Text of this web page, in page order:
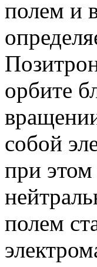
полем и
орбите
собой
при этом
полем